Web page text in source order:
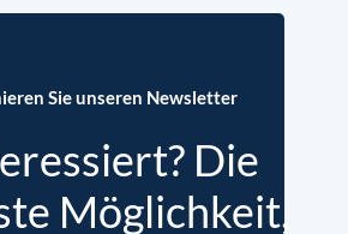
Sie unseren Newsletter
Die
Möglichkeit,